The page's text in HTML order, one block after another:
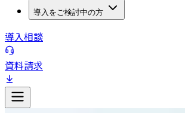
導入をご検討中の方
導入相談
資料請求